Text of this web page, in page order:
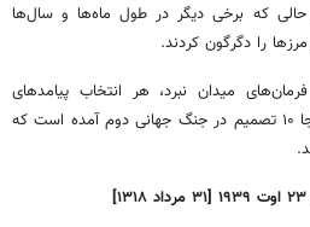
حالی که برخی دیگر در طول ماه‌ها و سال‌ها
را دگرگون کردند.
میدان نبرد، هر انتخاب پیامدهای
گسترده‌ای به دنبال داشت. در این‌جا ۱۰ تصمیم در جنگ جهانی دوم آمده است که
۳۱ مرداد ۱۳۱۸]